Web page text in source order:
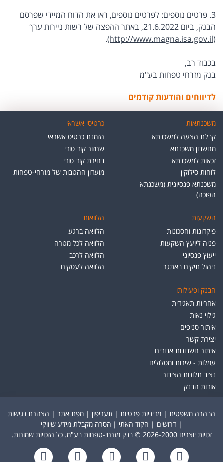
3. פרטים נוספים: לפרטים נוספים, ראו את הדוח המיידי שפרסם
הבנק, ביום 21.6.2022, באתר ההפצה של רשות ניירות ערך
(
http://www.magna.isa.gov.il
).
בכבוד רב,
בנק מזרחי טפחות בע"מ
לדיווחים והודעות קודמים
משכנתאות
קבלת הצעה למשכנתא
מחשבון משכנתא
זכאות למשכנתא
לוחות סילוקין
משכנתא פנסיונית (משכנתא
הפוכה)
כרטיסי אשראי
הזמנת כרטיס אשראי
שחזור קוד סודי
בחירת קוד סודי
מועדון ההטבות של מזרחי-טפחות
השקעות
פיקדונות וחסכונות
פניה ליועץ השקעות
ייעוץ פנסיוני
ניהול תיקים באתגר
הלוואות
הלוואה ברגע
הלוואה לכל מטרה
הלוואה לרכב
הלוואה לעסקים
הבנק ופעילותו
אחריות תאגידית
גילוי נאות
איתור סניפים
יצירת קשר
איתור חשבונות אבודים
עמלות - שירות ומסלולים
נציב תלונות הציבור
אודות הבנק
הבהרה משפטית | מדיניות פרטיות | תעריפון | מפת אתר | הצהרת נגישות
| דרושים | הקוד האתי | הסרה מקבלת מידע שיווקי
זכויות יוצרים 2026-2000 © בנק מזרחי-טפחות בע"מ. כל הזכויות שמורות.